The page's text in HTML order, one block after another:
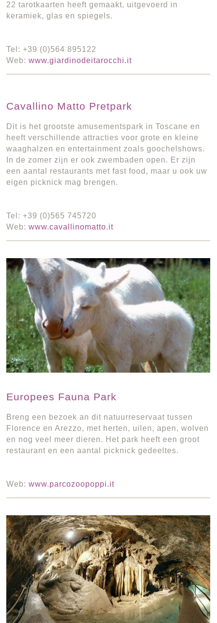
22 tarotkaarten heeft gemaakt, uitgevoerd in
keramiek, glas en spiegels.
Tel: +39 (0)564 895122
Web:www.giardinodeitarocchi.it
Cavallino Matto Pretpark
Dit is het grootste amusementspark in Toscane en
heeft verschillende attracties voor grote en kleine
waaghalzen en entertainment zoals goochelshows.
In de zomer zijn er ook zwembaden open. Er zijn
een aantal restaurants met fast food, maar u ook uw
eigen picknick mag brengen.
Tel: +39 (0)565 745720
Web:www.cavallinomatto.it
Europees Fauna Park
Breng een bezoek an dit natuurreservaat tussen
Florence en Arezzo, met herten, uilen, apen, wolven
en nog veel meer dieren. Het park heeft een groot
restaurant en een aantal picknick gedeeltes.
Web:www.parcozoopoppi.it